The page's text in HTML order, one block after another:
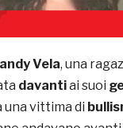
Vela, una
davantiai suoi
vittima di